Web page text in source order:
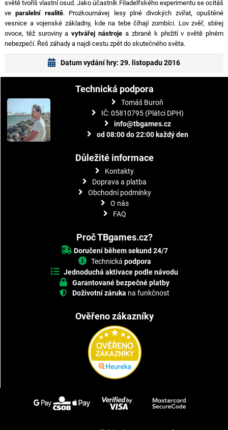
světě tvoříš vlastní osud. Jako účastník Filadelfského experimentu se ocitáš
veparalelní realitě. Prozkoumávej lesy plné divokých zvířat, opuštěné
vesnice a vojenské základny, kde na tebe číhají zombíci. Lov zvěř, sbírej
ovoce, těž suroviny avytvářej nástroje a zbraně k přežití v světě plném
nebezpečí. Řeš záhady a najdi cestu zpět do skutečného světa.
Datum vydání hry: 29. listopadu 2016
Technická podpora
Tomáš Buroň
IČ: 05810795 (Plátci DPH)
info@tbgames.cz
od 08:00 do 22:00 každý den
Důležité informace
Kontakty
Doprava a platba
Obchodní podmínky
O nás
FAQ
Proč TBgames.cz?
Doručení během sekund 24/7
Technická podpora
Jednoduchá aktivace podle návodu
Garantované bezpečné platby
Doživotní záruka na funkčnost
Ověřeno zákazníky